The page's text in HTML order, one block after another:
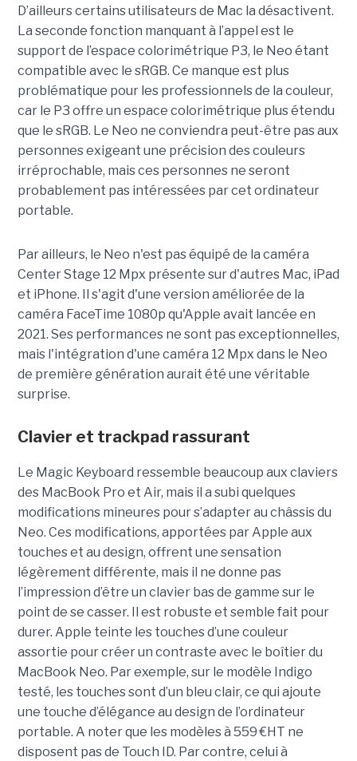
D’ailleurs certains utilisateurs de Mac la désactivent.
La seconde fonction manquant à l’appel est le
support de l’espace colorimétrique P3, le Neo étant
compatible avec le sRGB. Ce manque est plus
problématique pour les professionnels de la couleur,
car le P3 offre un espace colorimétrique plus étendu
que le sRGB. Le Neo ne conviendra peut-être pas aux
personnes exigeant une précision des couleurs
irréprochable, mais ces personnes ne seront
probablement pas intéressées par cet ordinateur
portable.
Par ailleurs, le Neo n'est pas équipé de la caméra
Center Stage 12 Mpx présente sur d'autres Mac, iPad
et iPhone. Il s'agit d'une version améliorée de la
caméra FaceTime 1080p qu'Apple avait lancée en
2021. Ses performances ne sont pas exceptionnelles,
mais l'intégration d'une caméra 12 Mpx dans le Neo
de première génération aurait été une véritable
surprise.
Clavier et trackpad rassurant
Le Magic Keyboard ressemble beaucoup aux claviers
des MacBook Pro et Air, mais il a subi quelques
modifications mineures pour s’adapter au châssis du
Neo. Ces modifications, apportées par Apple aux
touches et au design, offrent une sensation
légèrement différente, mais il ne donne pas
l’impression d’être un clavier bas de gamme sur le
point de se casser. Il est robuste et semble fait pour
durer. Apple teinte les touches d’une couleur
assortie pour créer un contraste avec le boîtier du
MacBook Neo. Par exemple, sur le modèle Indigo
testé, les touches sont d’un bleu clair, ce qui ajoute
une touche d’élégance au design de l’ordinateur
portable. A noter que les modèles à 559 €HT ne
disposent pas de Touch ID. Par contre, celui à